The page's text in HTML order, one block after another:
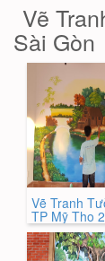
Vẽ
Sài Gòn
Vẽ Tranh
TP Mỹ Tho